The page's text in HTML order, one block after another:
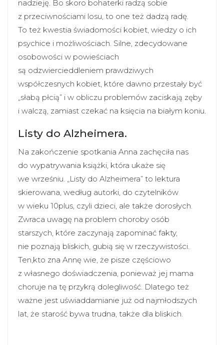
nadzieję. Bo skoro bohaterki radzą sobie
z przeciwnościami losu, to one też dadzą radę.
To też kwestia świadomości kobiet, wiedzy o ich
psychice i możliwościach. Silne, zdecydowane
osobowości w powieściach
są odzwiercieddleniem prawdziwych
współczesnych kobiet, które dawno przestały być
„słabą płcią” i w obliczu problemów zaciskają zęby
i walczą, zamiast czekać na księcia na białym koniu.
Listy do Alzheimera.
Na zakończenie spotkania Anna zachęciła nas
do wypatrywania książki, która ukaże się
we wrześniu. „Listy do Alzheimera” to lektura
skierowana, według autorki, do czytelników
w wieku 10plus, czyli dzieci, ale także dorosłych.
Zwraca uwagę na problem choroby osób
starszych, które zaczynają zapominać fakty,
nie poznają bliskich, gubią się w rzeczywistości.
Ten,kto zna Annę wie, że pisze częściowo
z własnego doświadczenia, ponieważ jej mama
choruje na tę przykrą dolegliwość. Dlatego też
ważne jest uświaddamianie już od najmłodszych
lat, że starość bywa trudna, także dla bliskich.